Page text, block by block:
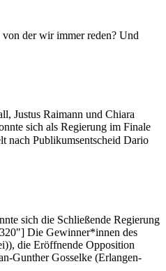
der wir immer reden? Und
Justus Raimann und Chiara
sich als Regierung im Finale
nach Publikumsentscheid Dario
sich die Schließende Regierung
Die Gewinner*innen des
die Eröffnende Opposition
Gunther Gosselke (Erlangen-